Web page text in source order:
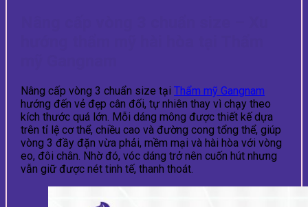
Nâng cấp vòng 3 chuẩn size tại Thẩm mỹ Gangnam
hướng đến vẻ đẹp cân đối, tự nhiên thay vì chạy theo
kích thước quá lớn. Mỗi dáng mông được thiết kế dựa
trên tỉ lệ cơ thể, chiều cao và đường cong tổng thể, giúp
vòng 3 đầy đặn vừa phải, mềm mại và hài hòa với vòng
eo, đôi chân. Nhờ đó, vóc dáng trở nên cuốn hút nhưng
vẫn giữ được nét tinh tế, thanh thoát.